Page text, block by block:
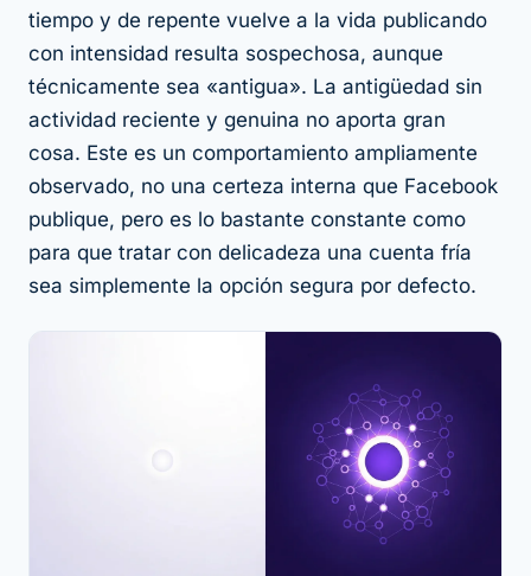
tiempo y de repente vuelve a la vida publicando
con intensidad resulta sospechosa, aunque
técnicamente sea «antigua». La antigüedad sin
actividad reciente y genuina no aporta gran
cosa. Este es un comportamiento ampliamente
observado, no una certeza interna que Facebook
publique, pero es lo bastante constante como
para que tratar con delicadeza una cuenta fría
sea simplemente la opción segura por defecto.